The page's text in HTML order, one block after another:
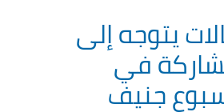
يتوجه إلى
في
جنيف